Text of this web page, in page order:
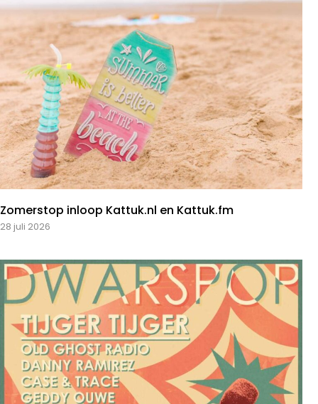
Zomerstop inloop Kattuk.nl en Kattuk.fm
28 juli 2026